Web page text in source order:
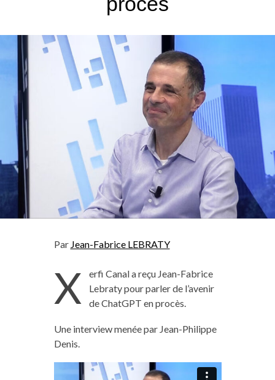
Par Jean-Fabrice LEBRATY
X
erfi Canal a reçu Jean-Fabrice
Lebraty pour parler de l’avenir
de ChatGPT en procès.
Une interview menée par Jean-Philippe
Denis.